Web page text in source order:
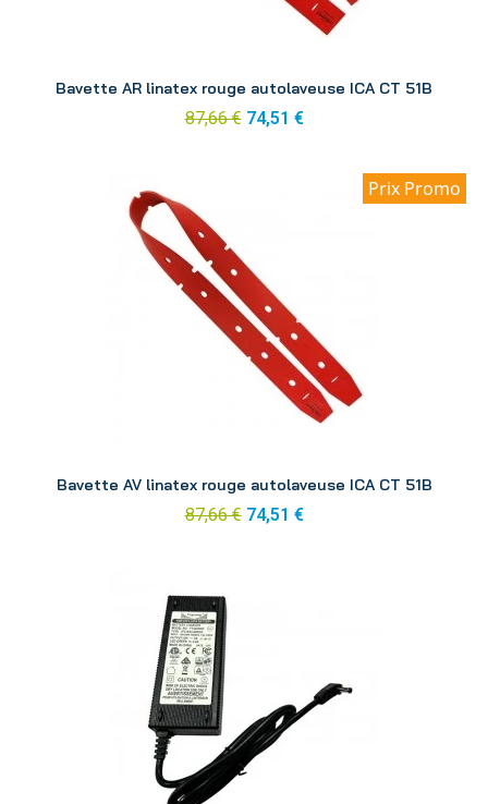
Bavette AR linatex rouge autolaveuse ICA CT 51B
87,66 € 74,51 €
Prix Promo
Bavette AV linatex rouge autolaveuse ICA CT 51B
87,66 € 74,51 €